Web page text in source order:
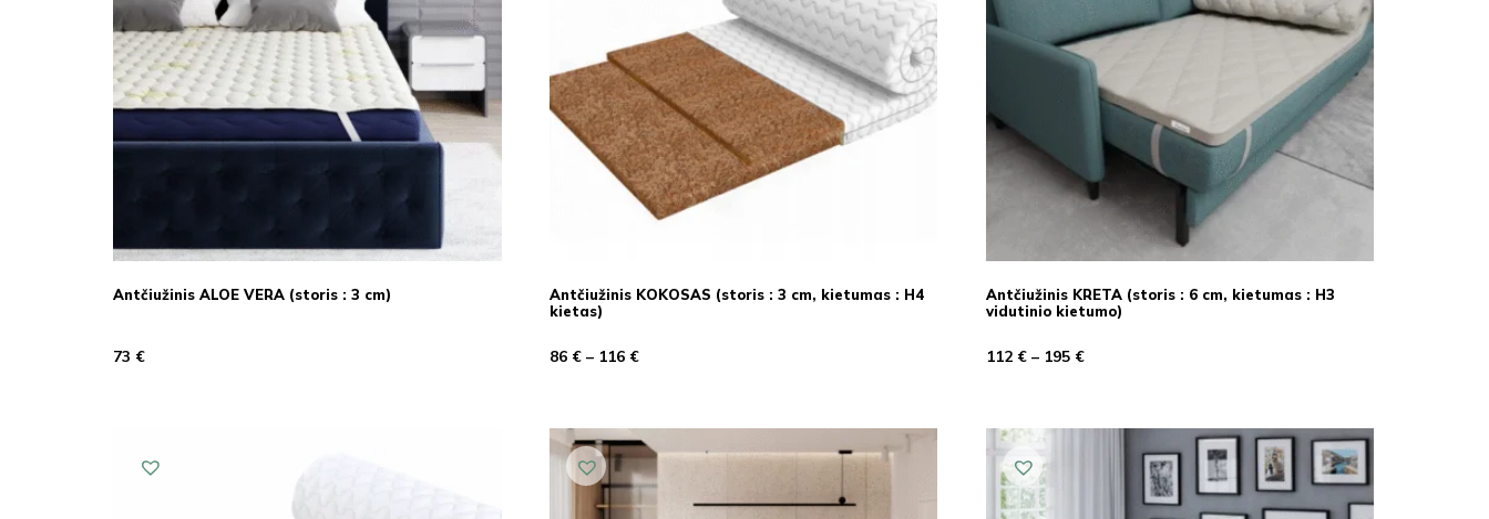
Antčiužinis ALOE VERA (storis : 3 cm)
73 €
Antčiužinis KOKOSAS (storis : 3 cm, kietumas : H4
kietas)
86 € – 116 €
Antčiužinis KRETA (storis : 6 cm, kietumas : H3
vidutinio kietumo)
112 € – 195 €